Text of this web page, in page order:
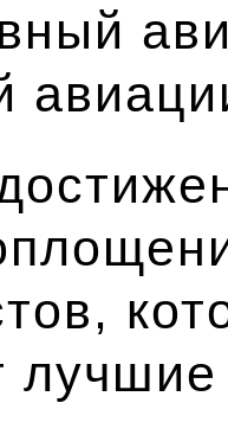
лучшие